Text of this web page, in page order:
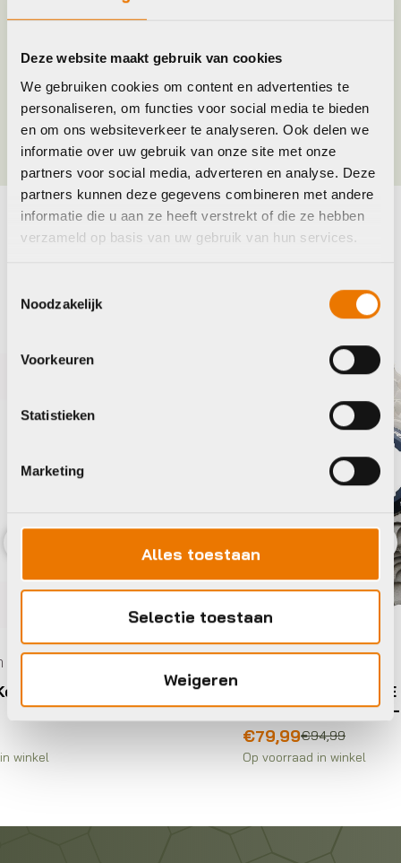
Deze website maakt gebruik van cookies
We gebruiken cookies om content en advertenties te
personaliseren, om functies voor social media te bieden
en om ons websiteverkeer te analyseren. Ook delen we
informatie over uw gebruik van onze site met onze
partners voor social media, adverteren en analyse. Deze
partners kunnen deze gegevens combineren met andere
informatie die u aan ze heeft verstrekt of die ze hebben
verzameld op basis van uw gebruik van hun services.
Noodzakelijk
Voorkeuren
Statistieken
Marketing
Alles toestaan
Selectie toestaan
Weigeren
Maat
Kleur Antraciet
Maak je fiets compleet
Sale
Shimano CASSETTE ULTEGRA
R8000 11 SPEED 12-25